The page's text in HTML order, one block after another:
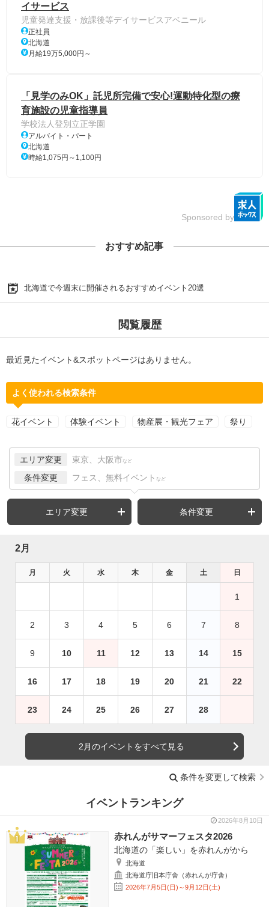
イサービス
児童発達支援・放課後等デイサービスアベニール
正社員
北海道
月給19万5,000円～
「見学のみOK」託児所完備で安心!運動特化型の療
育施設の児童指導員
学校法人登別立正学園
アルバイト・パート
北海道
時給1,075円～1,100円
Sponsored by
おすすめ記事
北海道で今週末に開催されるおすすめイベント20選
閲覧履歴
最近見たイベント&スポットページはありません。
よく使われる検索条件
花イベント 体験イベント 物産展・観光フェア 祭り
エリア変更 東京、大阪市 など
条件変更 フェス、無料イベント など
エリア変更 条件変更
2月
月 火 水 木 金 土 日
1
2 3 4 5 6 7 8
9 10 11 12 13 14 15
16 17 18 19 20 21 22
23 24 25 26 27 28
2月のイベントをすべて見る
条件を変更して検索
イベントランキング
2026年8月10日
赤れんがサマーフェスタ2026
北海道の「楽しい」を赤れんがから
北海道
北海道庁旧本庁舎（赤れんが庁舎）
2026年7月5日(日)～9月12日(土)